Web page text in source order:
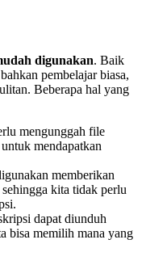
digunakan. Baik
pembelajar biasa,
Beberapa hal yang
mengunggah file
mendapatkan
memberikan
kita tidak perlu
dapat diunduh
bisa memilih mana yang